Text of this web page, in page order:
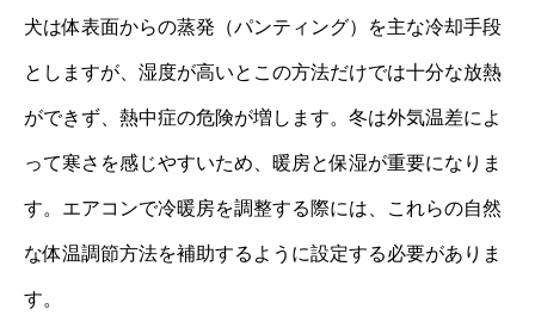
犬は体表面からの蒸発（パンティング）を主な冷却手段
としますが、湿度が高いとこの方法だけでは十分な放熱
ができず、熱中症の危険が増します。冬は外気温差によ
って寒さを感じやすいため、暖房と保湿が重要になりま
す。エアコンで冷暖房を調整する際には、これらの自然
な体温調節方法を補助するように設定する必要がありま
す。